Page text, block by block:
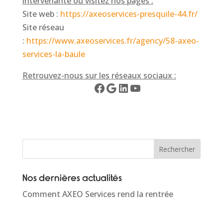
Site web : https://axeoservices-presquile-44.fr/
Site réseau
: https://www.axeoservices.fr/agency/58-axeo-
services-la-baule
Retrouvez-nous sur les réseaux sociaux :
Facebook
Google
LinkedIn
YouTube
Rechercher
Nos dernières actualités
Comment AXEO Services rend la rentrée